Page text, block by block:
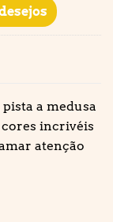
a medusa
incrivéis
atenção